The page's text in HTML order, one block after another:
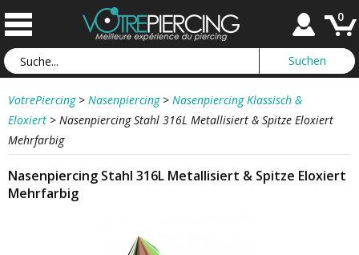
0
VotrePiercing > Nasenpiercing > Nasenpiercing Klassisch &
Eloxiert > Nasenpiercing Stahl 316L Metallisiert & Spitze Eloxiert
Mehrfarbig
Nasenpiercing Stahl 316L Metallisiert & Spitze Eloxiert
Mehrfarbig